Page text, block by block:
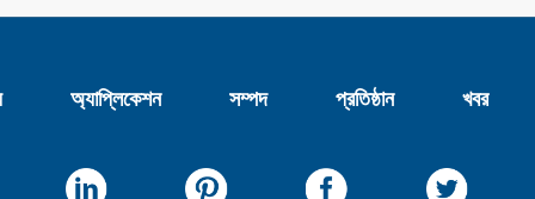
অ্যাপ্লিকেশন সম্পদ প্রতিষ্ঠান খবর